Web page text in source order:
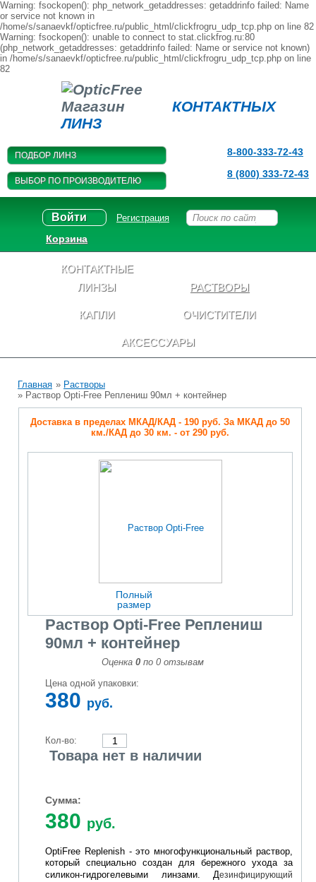
Warning: fsockopen(): php_network_getaddresses: getaddrinfo failed: Name
or service not known in
/home/s/sanaevkf/opticfree.ru/public_html/clickfrogru_udp_tcp.php on line 82
Warning: fsockopen(): unable to connect to stat.clickfrog.ru:80
(php_network_getaddresses: getaddrinfo failed: Name or service not known)
in /home/s/sanaevkf/opticfree.ru/public_html/clickfrogru_udp_tcp.php on line
82
Магазин КОНТАКТНЫХ
ЛИНЗ
ПОДБОР ЛИНЗ
ВЫБОР ПО ПРОИЗВОДИТЕЛЮ
8-800-333-72-43
8 (800) 333-72-43
Войти Регистрация
Корзина
КОНТАКТНЫЕ
ЛИНЗЫ
РАСТВОРЫ
КАПЛИ ОЧИСТИТЕЛИ
АКСЕССУАРЫ
Главная » Растворы
» Раствор Opti-Free Реплениш 90мл + контейнер
Доставка в пределах МКАД/КАД - 190 руб. За МКАД до 50
км./КАД до 30 км. - от 290 руб.
Полный
размер
Раствор Opti-Free Реплениш
90мл + контейнер
Оценка 0 по 0 отзывам
Цена одной упаковки:
380 руб.
Кол-во:
Товара нет в наличии
Сумма:
380 руб.
OptiFree Replenish - это многофункциональный раствор,
который специально создан для бережного ухода за
силикон-гидрогелевыми линзами. Дезинфицирующий